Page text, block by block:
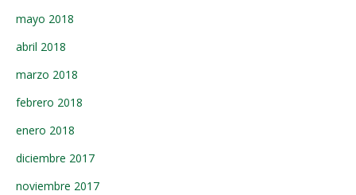
mayo 2018
abril 2018
marzo 2018
febrero 2018
enero 2018
diciembre 2017
noviembre 2017